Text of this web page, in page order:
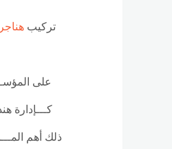
تركيب هناجر
على
كـــإدارة
ذلك أهم